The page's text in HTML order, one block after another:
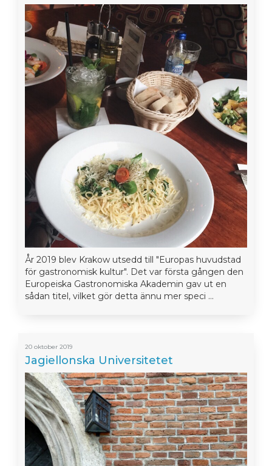
År 2019 blev Krakow utsedd till "Europas huvudstad
för gastronomisk kultur". Det var första gången den
Europeiska Gastronomiska Akademin gav ut en
sådan titel, vilket gör detta ännu mer speci ...
20 oktober 2019
Jagiellonska Universitetet